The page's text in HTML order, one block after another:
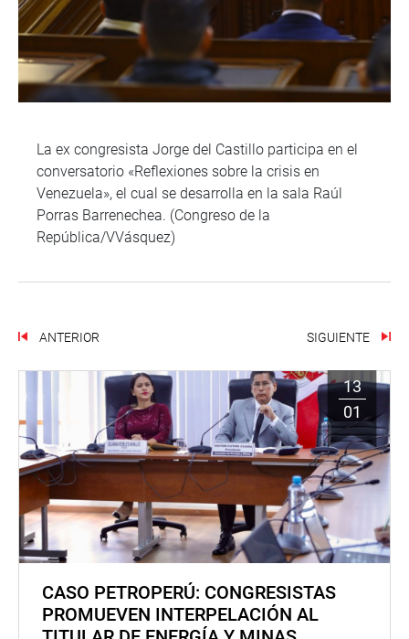
La ex congresista Jorge del Castillo participa en el
conversatorio «Reflexiones sobre la crisis en
Venezuela», el cual se desarrolla en la sala Raúl
Porras Barrenechea. (Congreso de la
República/VVásquez)
ANTERIOR SIGUIENTE
13
01
CASO PETROPERÚ: CONGRESISTAS
PROMUEVEN INTERPELACIÓN AL